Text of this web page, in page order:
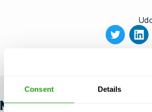
Consent Details
NEWS